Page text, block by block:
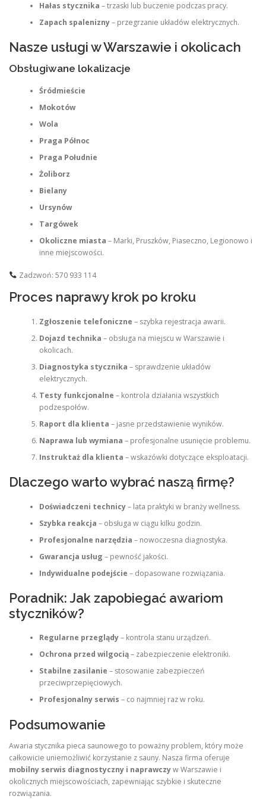
Hałas stycznika – trzaski lub buczenie podczas pracy.
Zapach spalenizny– przegrzanie układów elektrycznych.
Nasze usługi w Warszawie i okolicach
Obsługiwane lokalizacje
Śródmieście
Mokotów
Wola
Praga Północ
Praga Południe
Żoliborz
Bielany
Ursynów
Targówek
Okoliczne miasta – Marki, Pruszków, Piaseczno, Legionowo i
inne miejscowości.
Zadzwoń: 570 933 114
Proces naprawy krok po kroku
Zgłoszenie telefoniczne – szybka rejestracja awarii.
Dojazd technika – obsługa na miejscu w Warszawie i
okolicach.
Diagnostyka stycznika – sprawdzenie układów
elektrycznych.
Testy funkcjonalne – kontrola działania wszystkich
podzespołów.
Raport dla klienta – jasne przedstawienie wyników.
Naprawa lub wymiana – profesjonalne usunięcie problemu.
Instruktaż dla klienta – wskazówki dotyczące eksploatacji.
Dlaczego warto wybrać naszą firmę?
Doświadczeni technicy– lata praktyki w branży wellness.
Szybka reakcja – obsługa w ciągu kilku godzin.
Profesjonalne narzędzia – nowoczesna diagnostyka.
Gwarancja usług – pewność jakości.
Indywidualne podejście – dopasowane rozwiązania.
Poradnik: Jak zapobiegać awariom
styczników?
Regularne przeglądy– kontrola stanu urządzeń.
Ochrona przed wilgocią– zabezpieczenie elektroniki.
Stabilne zasilanie – stosowanie zabezpieczeń
przeciwprzepięciowych.
Profesjonalny serwis – co najmniej raz w roku.
Podsumowanie
Awaria stycznika pieca saunowego to poważny problem, który może
całkowicie uniemożliwić korzystanie z sauny. Nasza firma oferuje
mobilny serwis diagnostyczny i naprawczyw Warszawie i
okolicznych miejscowościach, zapewniając szybkie i skuteczne
rozwiązania.